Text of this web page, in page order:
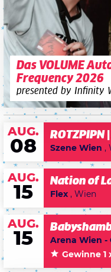
Das VOLUME
Frequency 2026
presented by Infinity
AUG.
08
ROTZPIPN
Szene Wien ,
AUG.
15
Nation of
Flex , Wien
AUG.
15 Arena Wien -
Gewinne 1